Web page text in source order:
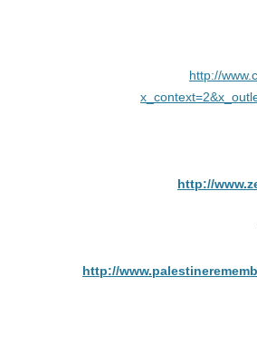
http://
http://
http://